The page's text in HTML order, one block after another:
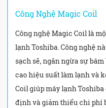
Công Nghệ Magic Coil
Công nghệ Magic Coil là
lạnh Toshiba. Công nghệ
sạch sẽ, ngăn ngừa sự
cao hiệu suất làm lạnh và
Coil giúp máy lạnh
định và giảm thiểu chi phí